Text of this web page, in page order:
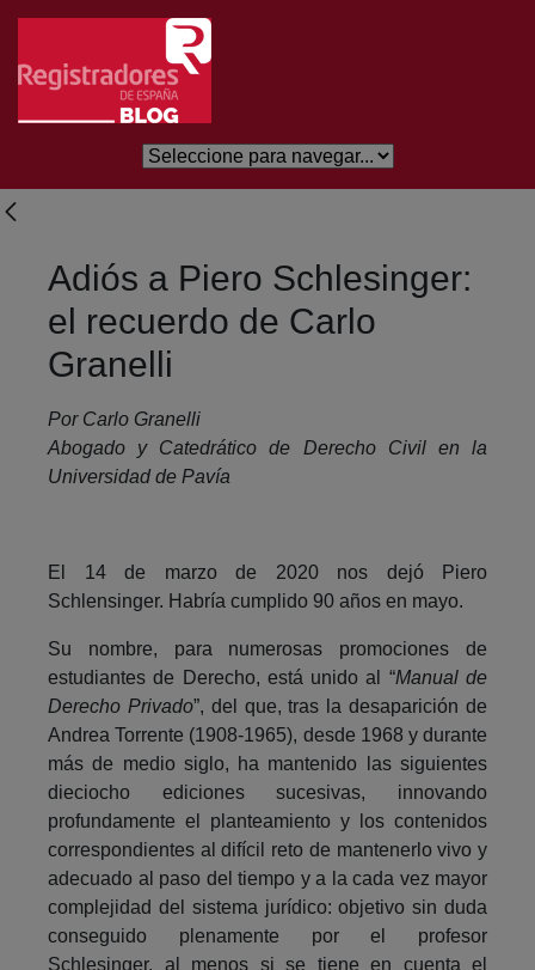
Saltar al contenido principal
Adiós a Piero Schlesinger:
el recuerdo de Carlo
Granelli
Por Carlo Granelli
Abogado y Catedrático de Derecho Civil en la
Universidad de Pavía
El 14 de marzo de 2020 nos dejó Piero
Schlensinger. Habría cumplido 90 años en mayo.
Su nombre, para numerosas promociones de
estudiantes de Derecho, está unido al “Manual de
Derecho Privado”, del que, tras la desaparición de
Andrea Torrente (1908-1965), desde 1968 y durante
más de medio siglo, ha mantenido las siguientes
dieciocho ediciones sucesivas, innovando
profundamente el planteamiento y los contenidos
correspondientes al difícil reto de mantenerlo vivo y
adecuado al paso del tiempo y a la cada vez mayor
complejidad del sistema jurídico: objetivo sin duda
conseguido plenamente por el profesor
Schlesinger, al menos si se tiene en cuenta el